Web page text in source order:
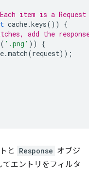
item is a Request
cache.keys())
{
add the
( '.png' ))
{
.match(request));
と Response オブジ
エントリをフィルタ